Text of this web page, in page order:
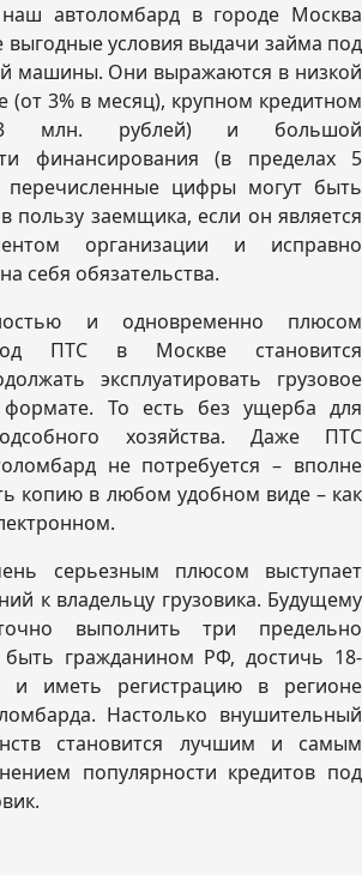
автоломбард в городе Москва
выгодные условия выдачи займа под
машины. Они выражаются в низкой
(от 3% в месяц), крупном кредитном
млн. рублей) и большой
финансирования (в пределах 5
цифры могут быть
пользу заемщика, если он является
организации и исправно
себя обязательства.
и одновременно плюсом
ПТС в Москве становится
эксплуатировать грузовое
То есть без ущерба для
хозяйства. Даже ПТС
не потребуется – вполне
копию в любом удобном виде – как
серьезным плюсом выступает
к владельцу грузовика. Будущему
выполнить три предельно
быть гражданином РФ, достичь 18-
и иметь регистрацию в регионе
Настолько внушительный
становится лучшим и самым
популярности кредитов под